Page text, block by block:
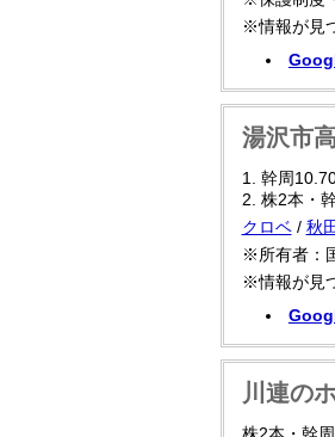
※情報が見
湯沢市
1. 幹周
2. 株2本・
クロベ/ 秋
※所有者：
※情報が見
川連の